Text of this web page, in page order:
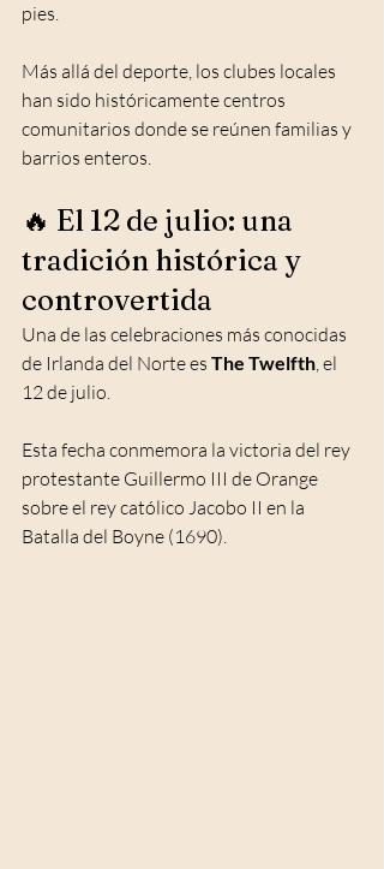
pies.
Más allá del deporte, los clubes locales
han sido históricamente centros
comunitarios donde se reúnen familias y
barrios enteros.
🔥 El 12 de julio: una
tradición histórica y
controvertida
Una de las celebraciones más conocidas
de Irlanda del Norte es The Twelfth, el
12 de julio.
Esta fecha conmemora la victoria del rey
protestante Guillermo III de Orange
sobre el rey católico Jacobo II en la
Batalla del Boyne (1690).